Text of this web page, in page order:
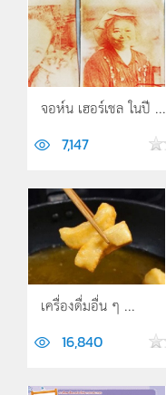
จอห์น เฮอร์เชล ในปี ...
7,147
เครื่องดื่มอื่น ๆ ...
16,840